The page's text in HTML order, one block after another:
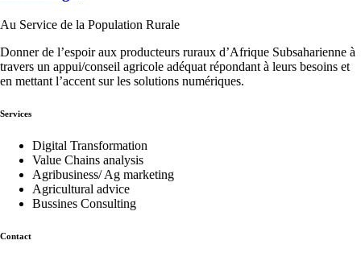
Au Service de la Population Rurale
Donner de l’espoir aux producteurs ruraux d’Afrique Subsaharienne à
travers un appui/conseil agricole adéquat répondant à leurs besoins et
en mettant l’accent sur les solutions numériques.
Services
Digital Transformation
Value Chains analysis
Agribusiness/ Ag marketing
Agricultural advice
Bussines Consulting
Contact